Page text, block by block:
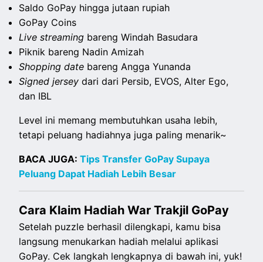
Saldo GoPay hingga jutaan rupiah
GoPay Coins
Live streaming bareng Windah Basudara
Piknik bareng Nadin Amizah
Shopping date bareng Angga Yunanda
Signed jerseydari dari Persib, EVOS, Alter Ego,
dan IBL
Level ini memang membutuhkan usaha lebih,
tetapi peluang hadiahnya juga paling menarik~
BACA JUGA:Tips Transfer GoPay Supaya
Peluang Dapat Hadiah Lebih Besar
Cara Klaim Hadiah War Trakjil GoPay
Setelah puzzle berhasil dilengkapi, kamu bisa
langsung menukarkan hadiah melalui aplikasi
GoPay. Cek langkah lengkapnya di bawah ini, yuk!